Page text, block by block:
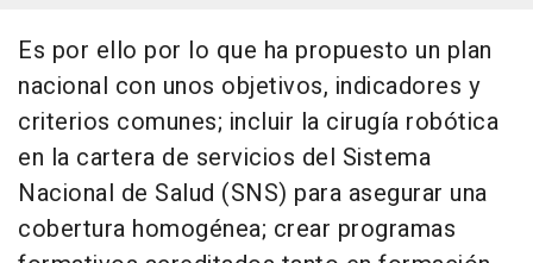
Es por ello por lo que ha propuesto un plan
nacional con unos objetivos, indicadores y
criterios comunes; incluir la cirugía robótica
en la cartera de servicios del Sistema
Nacional de Salud (SNS) para asegurar una
cobertura homogénea; crear programas